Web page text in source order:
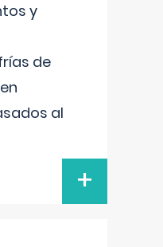
y
de
al
+